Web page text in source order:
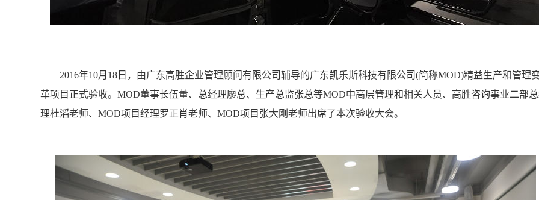
2016年10月18日，由广东高胜企业管理顾问有限公司辅导的广东凯乐斯科技有限公司(简称MOD)精益生产和管理
革项目正式验收。MOD董事长伍董、总经理廖总、生产总监张总等MOD中高层管理和相关人员、高胜咨询事业二部
理杜滔老师、MOD项目经理罗正肖老师、MOD项目张大刚老师出席了本次验收大会。